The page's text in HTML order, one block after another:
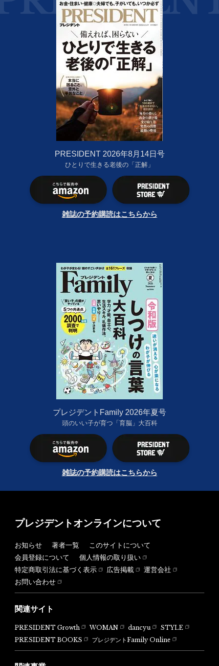
PRESIDENT 2026年8月14日号
ひとりで生きる老後の「正解」
雑誌の予約購読はこちらから
プレジデントFamily 2026年夏号
頭のいい子が育つ「育脳」大百科
雑誌の予約購読はこちらから
プレジデントオンラインについて
お知らせ 著者一覧
このサイトについて
会員登録について
個人情報の取り扱い
特定商取引法に基づく表示
広告掲載
運営会社
お問い合わせ
関連サイト
PRESIDENT Growth WOMAN dancyu
STYLE
PRESIDENT BOOKS
プレジデントFamily Online